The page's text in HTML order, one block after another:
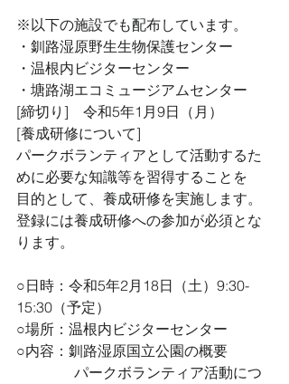
※以下の施設でも配布しています。
・釧路湿原野生生物保護センター
・温根内ビジターセンター
・塘路湖エコミュージアムセンター
[締切り]　令和5年1月9日（月）
[養成研修について]
パークボランティアとして活動するた
めに必要な知識等を習得することを
目的として、養成研修を実施します。
登録には養成研修への参加が必須とな
ります。
○日時：令和5年2月18日（土）9:30-
15:30（予定）
○場所：温根内ビジターセンター
○内容：釧路湿原国立公園の概要
パークボランティア活動につ